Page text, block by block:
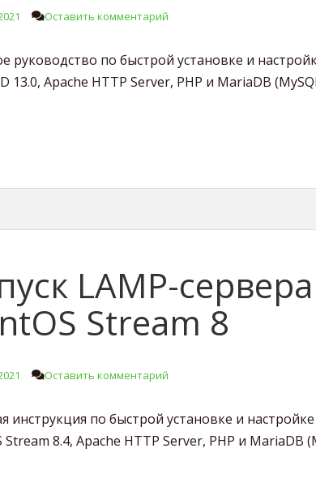
Оставить комментарий
руководство по быстрой установке и
13.0, Apache HTTP Server, PHP и MariaDB
LAMP-
Stream 8
Оставить комментарий
инструкция по быстрой установке и
Stream 8.4, Apache HTTP Server, PHP и MariaDB